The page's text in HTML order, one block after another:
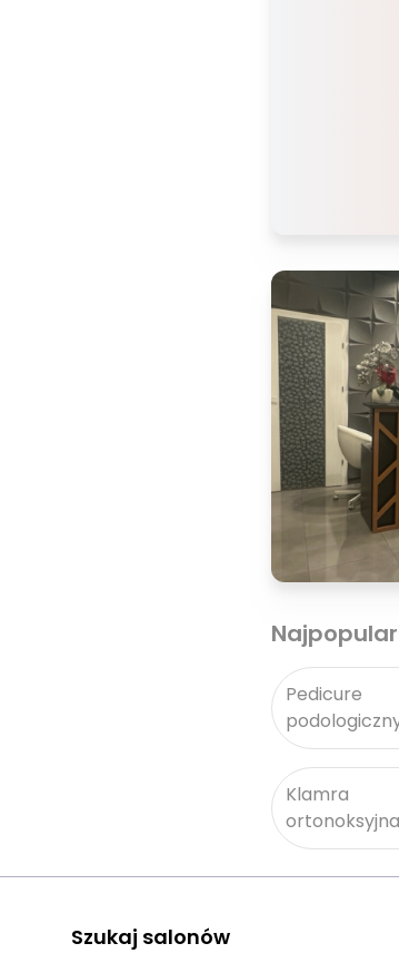
Pedicure
Klamra
ortonoksyjna
Szukaj salonów